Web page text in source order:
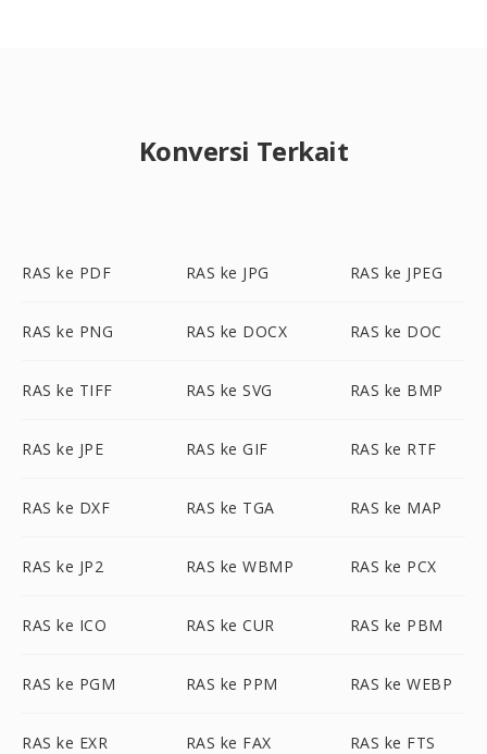
Konversi Terkait
RAS ke PDF RAS ke JPG RAS ke JPEG
RAS ke PNG RAS ke DOCX RAS ke DOC
RAS ke TIFF RAS ke SVG RAS ke BMP
RAS ke JPE RAS ke GIF RAS ke RTF
RAS ke DXF RAS ke TGA RAS ke MAP
RAS ke JP2 RAS ke WBMP RAS ke PCX
RAS ke ICO RAS ke CUR RAS ke PBM
RAS ke PGM RAS ke PPM RAS ke WEBP
RAS ke EXR RAS ke FAX RAS ke FTS